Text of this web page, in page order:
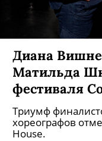
Диана
Матильда
фестиваля
Триумф
хореографов
House.